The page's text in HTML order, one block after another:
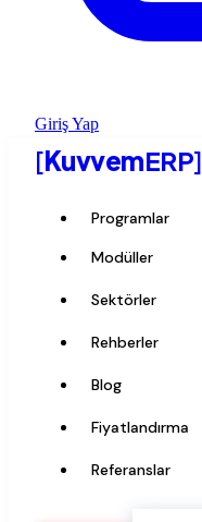
Giriş Yap
[KuvvemERP]
Programlar
Modüller
Sektörler
Rehberler
Blog
Fiyatlandırma
Referanslar